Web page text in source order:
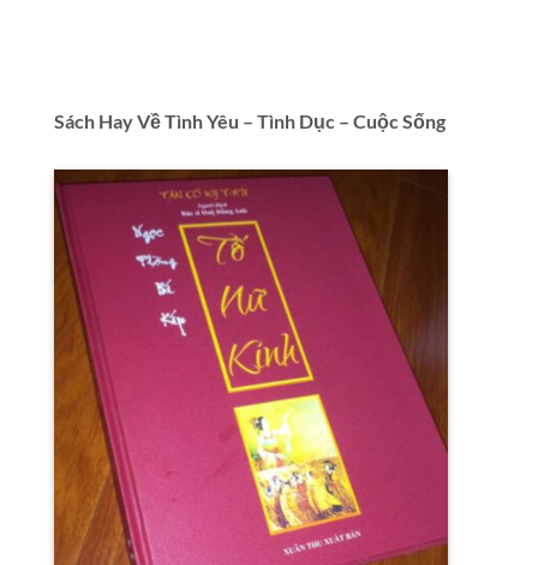
Sách Hay Về Tình Yêu – Tình Dục – Cuộc Sống